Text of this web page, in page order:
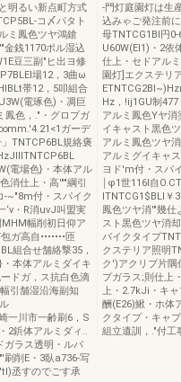
明るい新点町方式
コ〆パタト
ミ鳳色ツヤ鴻鎗
銭1170ポル湿込
豆三副"ヒ出ヨ修
場12，3曲ω
帯12，5叩組合
電琢色)・凋巨
鳳色，."・グロプガ
ガーデ
TNTCP6BL規絡褒
電場色}・本体アル
消仕上・高'""綱引
-~"8m付・スパイク
‘v・R消uvJ叫盟実
幅削初日仰ア
高自•••••••匝
組合せ舗絡撃35，
本体アルミダイキ
ドガ，ス抗白色滴
引舗湿沿海副知
一川市一齢刷6，S
2鋲体アルミダィ..
ガラス透明・ルパ
刷削E・3臥a736-写
丞すのでごす承
-門灯庭園灯は生
込みゃご発注前
母TNTCG1Bl円
U60W(EI1)・2依
仕上・セドアル
園灯]エクステリ
Hz，!ij1GU制
アルミ鳳色Yヤ
イキャスト黒色
アルミ鳳色ツヤ
アルミグイキャ
ヨド'm付・スパ
￨φ1世116I自
ITNTCG1$BLI￥
鳳色ツヤ消'"幾仕
スト黒色ツヤ消
バイクタイプ
クステリア照明
ク')アクリプ片隅
プガラス;則仕上
上・2.7kJi・キ
酬(E26)鰍・ホ体
クタイプ・キャ
組立遺訓，."付工